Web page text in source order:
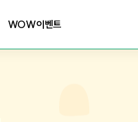
WOW이벤트